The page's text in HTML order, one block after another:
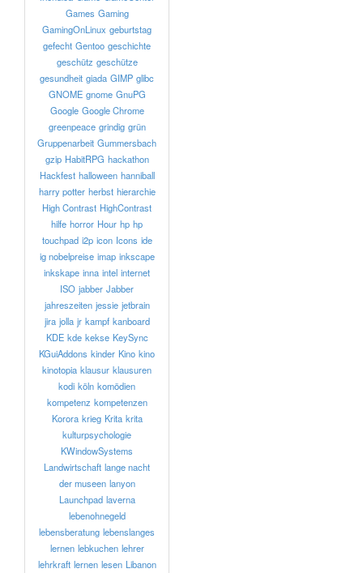
Games Gaming
GamingOnLinux geburtstag
gefecht Gentoo geschichte
geschütz geschütze
gesundheit giada GIMP glibc
GNOME gnome GnuPG
Google Google Chrome
greenpeace grindig grün
Gruppenarbeit Gummersbach
gzip HabitRPG hackathon
Hackfest halloween hanniball
harry potter herbst hierarchie
High Contrast HighContrast
hilfe horror Hour hp hp
touchpad i2p icon Icons ide
ig nobelpreise imap inkscape
inkskape inna intel internet
ISO jabber Jabber
jahreszeiten jessie jetbrain
jira jolla jr kampf kanboard
KDE kde kekse KeySync
KGuiAddons kinder Kino kino
kinotopia klausur klausuren
kodi köln komödien
kompetenz kompetenzen
Korora krieg Krita krita
kulturpsychologie
KWindowSystems
Landwirtschaft lange nacht
der museen lanyon
Launchpad laverna
lebenohnegeld
lebensberatung lebenslanges
lernen lebkuchen lehrer
lehrkraft lernen lesen Libanon